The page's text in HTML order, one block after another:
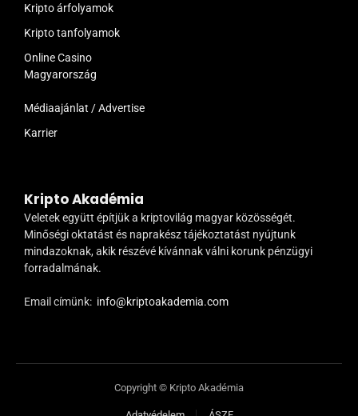
Kripto árfolyamok
Kripto tanfolyamok
Online Casino
Magyarország
Médiaajánlat / Advertise
Karrier
Kripto Akadémia
Veletek együtt építjük a kriptovilág magyar közösségét.
Minőségi oktatást és naprakész tájékoztatást nyújtunk
mindazoknak, akik részévé kívánnak válni korunk pénzügyi
forradalmának.
Email címünk: info@kriptoakademia.com
Copyright © Kripto Akadémia